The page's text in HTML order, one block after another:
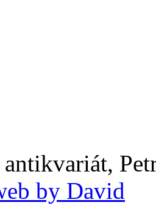
by David